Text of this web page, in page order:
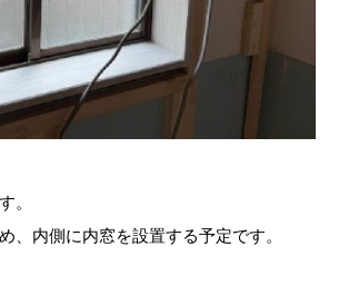
。
、内側に内窓を設置する予定です。